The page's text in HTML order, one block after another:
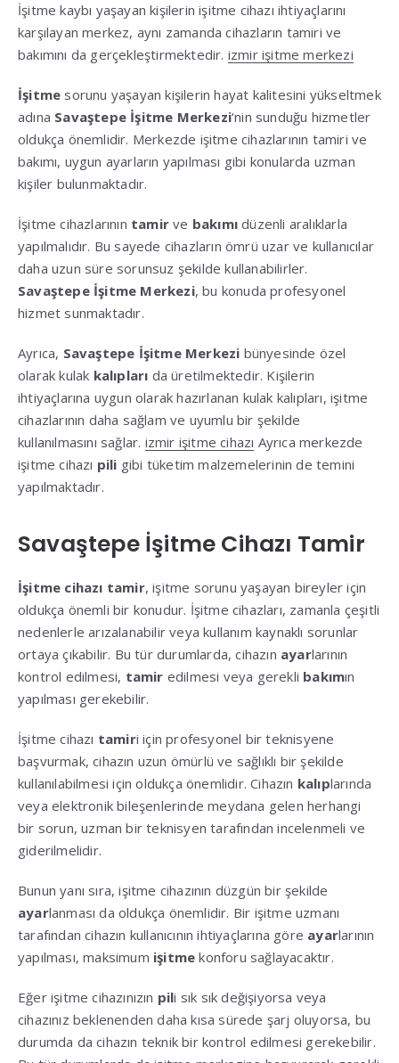
İşitme kaybı yaşayan kişilerin işitme cihazı ihtiyaçlarını
karşılayan merkez, aynı zamanda cihazların tamiri ve
bakımını da gerçekleştirmektedir. izmir işitme merkezi
İşitme sorunu yaşayan kişilerin hayat kalitesini yükseltmek
adına Savaştepe İşitme Merkezi‘nin sunduğu hizmetler
oldukça önemlidir. Merkezde işitme cihazlarının tamiri ve
bakımı, uygun ayarların yapılması gibi konularda uzman
kişiler bulunmaktadır.
İşitme cihazlarının tamir ve bakımı düzenli aralıklarla
yapılmalıdır. Bu sayede cihazların ömrü uzar ve kullanıcılar
daha uzun süre sorunsuz şekilde kullanabilirler.
Savaştepe İşitme Merkezi, bu konuda profesyonel
hizmet sunmaktadır.
Ayrıca, Savaştepe İşitme Merkezi bünyesinde özel
olarak kulak kalıpları da üretilmektedir. Kişilerin
ihtiyaçlarına uygun olarak hazırlanan kulak kalıpları, işitme
cihazlarının daha sağlam ve uyumlu bir şekilde
kullanılmasını sağlar. izmir işitme cihazı Ayrıca merkezde
işitme cihazı pili gibi tüketim malzemelerinin de temini
yapılmaktadır.
Savaştepe İşitme Cihazı Tamir
İşitme cihazı tamir, işitme sorunu yaşayan bireyler için
oldukça önemli bir konudur. İşitme cihazları, zamanla çeşitli
nedenlerle arızalanabilir veya kullanım kaynaklı sorunlar
ortaya çıkabilir. Bu tür durumlarda, cihazın ayarlarının
kontrol edilmesi, tamir edilmesi veya gerekli bakımın
yapılması gerekebilir.
İşitme cihazı tamiri için profesyonel bir teknisyene
başvurmak, cihazın uzun ömürlü ve sağlıklı bir şekilde
kullanılabilmesi için oldukça önemlidir. Cihazın kalıplarında
veya elektronik bileşenlerinde meydana gelen herhangi
bir sorun, uzman bir teknisyen tarafından incelenmeli ve
giderilmelidir.
Bunun yanı sıra, işitme cihazının düzgün bir şekilde
ayarlanması da oldukça önemlidir. Bir işitme uzmanı
tarafından cihazın kullanıcının ihtiyaçlarına göre ayarlarının
yapılması, maksimum işitme konforu sağlayacaktır.
Eğer işitme cihazınızın pili sık sık değişiyorsa veya
cihazınız beklenenden daha kısa sürede şarj oluyorsa, bu
durumda da cihazın teknik bir kontrol edilmesi gerekebilir.